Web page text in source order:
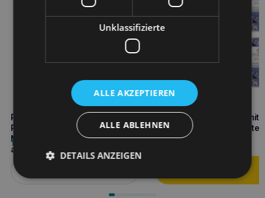
PERRO Rindfleisch mit
Petersilienwurzel 6x410g
Monoproteinfutter für
ausgewachsene Hunde
19,40
PERRO Gourmet Fasan mit
6x400g Monoproteinfutter
ausgewachsene Hunde
Unklassifizierte
ALLE AKZEPTIEREN
ALLE ABLEHNEN
DETAILS ANZEIGEN